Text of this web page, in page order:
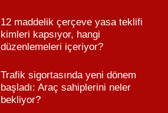
12 maddelik çerçeve yasa teklifi
kimleri kapsıyor, hangi
düzenlemeleri içeriyor?
Trafik sigortasında yeni dönem
başladı: Araç sahiplerini neler
bekliyor?